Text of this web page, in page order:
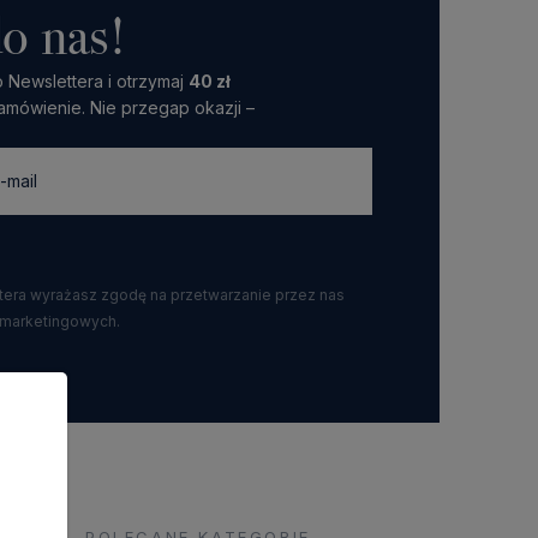
nas!
i otrzymaj 40 zł
Nie przegap okazji –
wyrażasz zgodę na przetwarzanie przez nas